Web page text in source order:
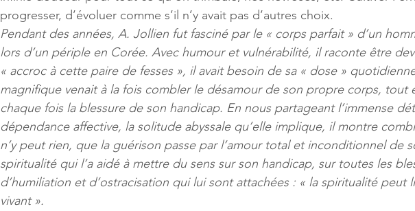
progresser, d’évoluer comme s’il n’y avait pas d’autres choix.
Pendant des années, A. Jollien fut fasciné par le « corps parfait » d’un
lors d’un périple en Corée. Avec humour et vulnérabilité, il raconte être
« accroc à cette paire de fesses », il avait besoin de sa « dose »
magnifique venait à la fois combler le désamour de son propre corps, tout
chaque fois la blessure de son handicap. En nous partageant l’immense
dépendance affective, la solitude abyssale qu’elle implique, il montre
n’y peut rien, que la guérison passe par l’amour total et inconditionnel de
spiritualité qui l’a aidé à mettre du sens sur son handicap, sur toutes les
d’humiliation et d’ostracisation qui lui sont attachées : « la spiritualité peut
vivant ».